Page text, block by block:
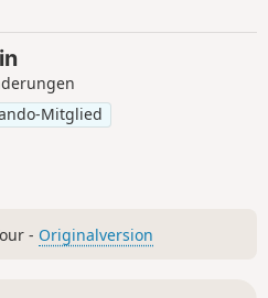
Mitglied
- Originalversion